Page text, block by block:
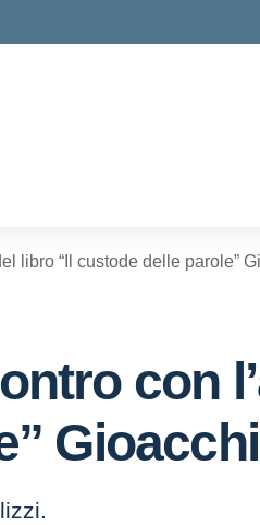
libro “Il custode delle parole”
con